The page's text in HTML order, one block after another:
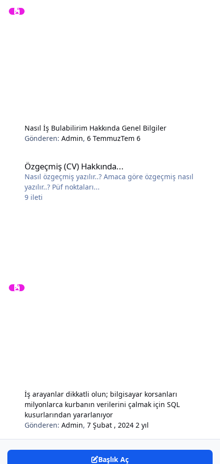
Nasıl İş Bulabilirim Hakkında Genel Bilgiler
Gönderen:Admin,6 TemmuzTem 6
Özgeçmiş (CV) Hakkında...
Nasıl özgeçmiş yazılır..? Amaca göre özgeçmiş nasıl
yazılır..? Püf noktaları...
9 ileti
İş arayanlar dikkatli olun; bilgisayar korsanları
milyonlarca kurbanın verilerini çalmak için SQL
kusurlarından yararlanıyor
Gönderen:Admin,7 Şubat , 2024 2 yıl
Başlık Aç